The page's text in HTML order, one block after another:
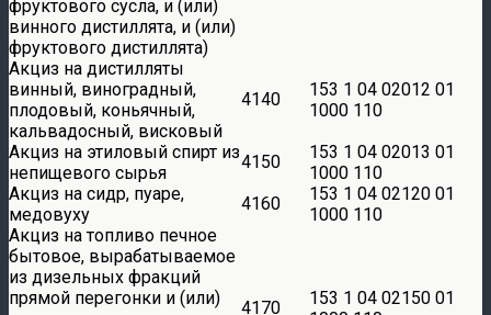
фруктового сусла, и (или)
винного дистиллята, и (или)
фруктового дистиллята)
Акциз на дистилляты
винный, виноградный,
плодовый, коньячный,
кальвадосный, висковый
4140
153 1 04 02012 01
1000 110
Акциз на этиловый спирт из
непищевого сырья
4150
153 1 04 02013 01
1000 110
Акциз на сидр, пуаре,
медовуху
4160
153 1 04 02120 01
1000 110
Акциз на топливо печное
бытовое, вырабатываемое
из дизельных фракций
прямой перегонки и (или)
4170
153 1 04 02150 01